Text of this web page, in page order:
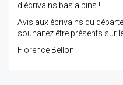
d'écrivains bas alpins !
Avis aux écrivains du
souhaitez être présents sur
Florence Bellon